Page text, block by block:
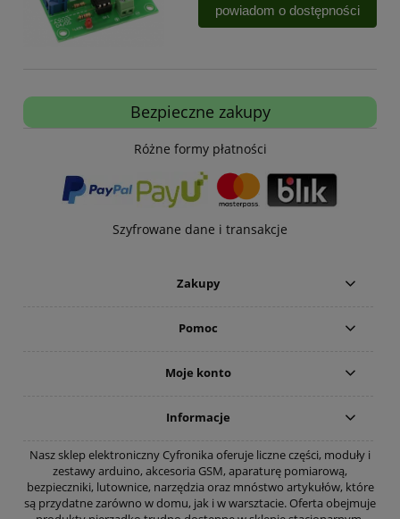
powiadom o dostępności
Bezpieczne zakupy
Różne formy płatności
Szyfrowane dane i transakcje
Zakupy
Pomoc
Moje konto
Informacje
Nasz sklep elektroniczny Cyfronika oferuje liczne części, moduły i
zestawy arduino, akcesoria GSM, aparaturę pomiarową,
bezpieczniki, lutownice, narzędzia oraz mnóstwo artykułów, które
są przydatne zarówno w domu, jak i w warsztacie. Oferta obejmuje